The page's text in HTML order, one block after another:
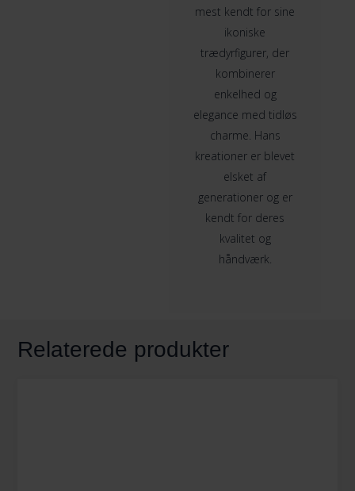
mest kendt for sine
ikoniske
trædyrfigurer, der
kombinerer
enkelhed og
elegance med tidløs
charme. Hans
kreationer er blevet
elsket af
generationer og er
kendt for deres
kvalitet og
håndværk.
Relaterede produkter